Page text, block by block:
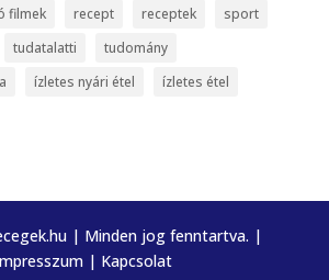
filmek
recept receptek
sport
tudatalatti
tudomány
ízletes nyári étel ízletes étel
| Minden jog fenntartva. |
| Kapcsolat